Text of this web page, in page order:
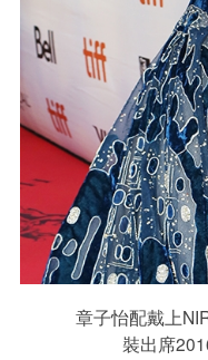
章子怡配戴上
裝出席